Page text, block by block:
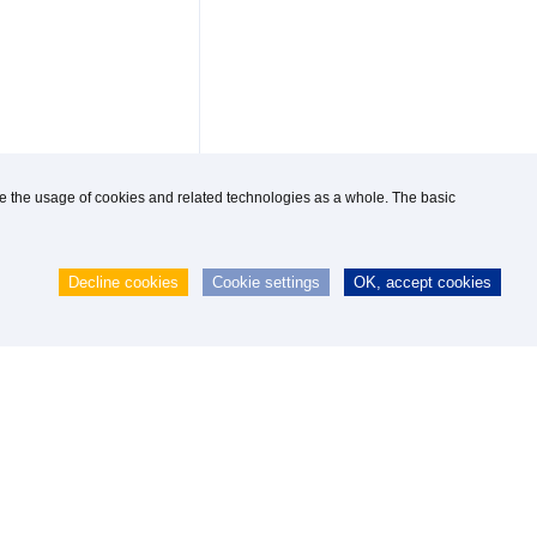
the usage of cookies and related technologies as a whole. The basic
OK, accept cookies
Cookie settings
Decline cookies